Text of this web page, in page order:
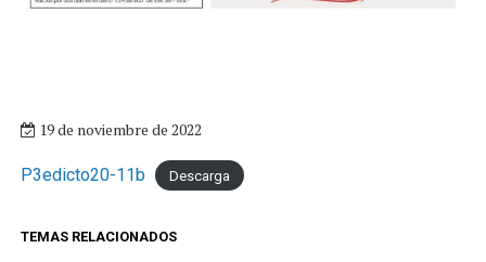
19 de noviembre de 2022
P3edicto20-11b Descarga
TEMAS RELACIONADOS